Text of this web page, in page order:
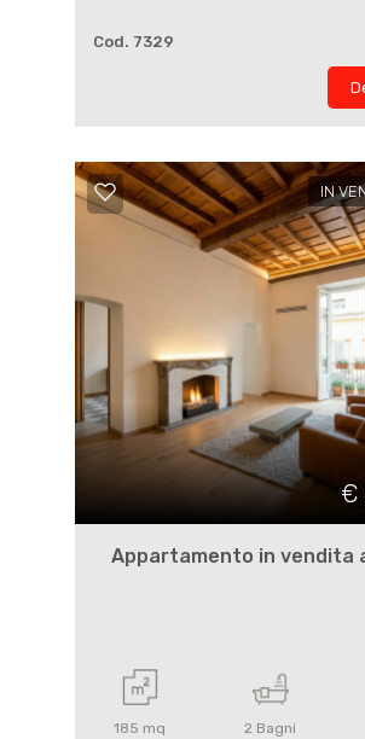
Cod. 7329
IN
€
Appartamento in vendita
185 mq 2 Bagni